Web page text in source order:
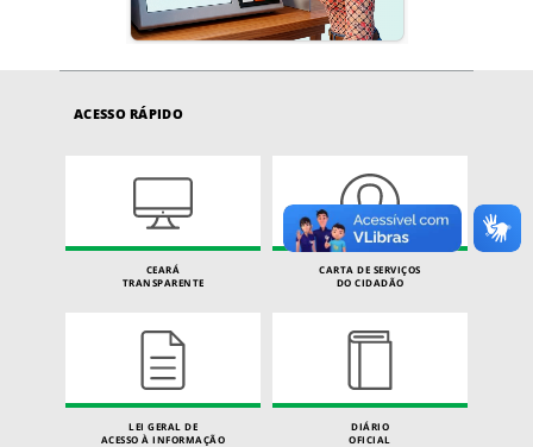
ACESSO RÁPIDO
CEARÁ
TRANSPARENTE
CARTA DE SERVIÇOS
DO CIDADÃO
LEI GERAL DE
ACESSO À INFORMAÇÃO
DIÁRIO
OFICIAL